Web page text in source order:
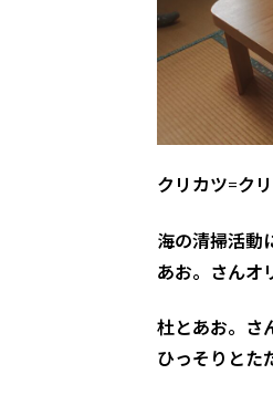
クリカツ=ク
海の清掃活動
あお。さんオ
杜とあお。さ
ひっそりとた